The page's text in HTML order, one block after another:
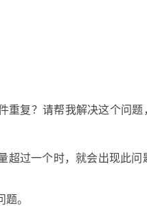
重复？请帮我解决这个问
超过一个时，就会出现此问
。